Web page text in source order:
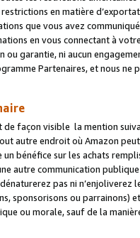
en matière
que vous avez
en vous connectant à
ou garantie, ni aucun
Partenaires, et nous
façon visible la mention
autre endroit où Amazon
bénéfice sur les achats
autre communication
pas ni
sponsorisons ou parrainons)
ou morale, sauf de la